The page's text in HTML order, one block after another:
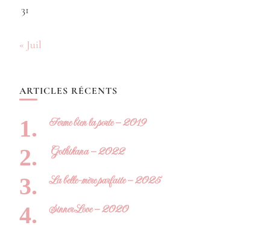
31
« Juil
ARTICLES RÉCENTS
Ferme bien la porte – 2019
Gothikana – 2022
La belle-mère parfaite – 2025
Sinner Love – 2020